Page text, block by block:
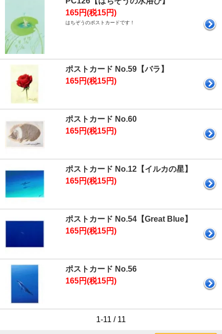
165円(税15円)
はちぞうのポストカードです！
ポストカード No.59【バラ】
165円(税15円)
ポストカード No.60
165円(税15円)
ポストカード No.12【イルカの星】
165円(税15円)
ポストカード No.54【Great Blue】
165円(税15円)
ポストカード No.56
165円(税15円)
1-11 / 11